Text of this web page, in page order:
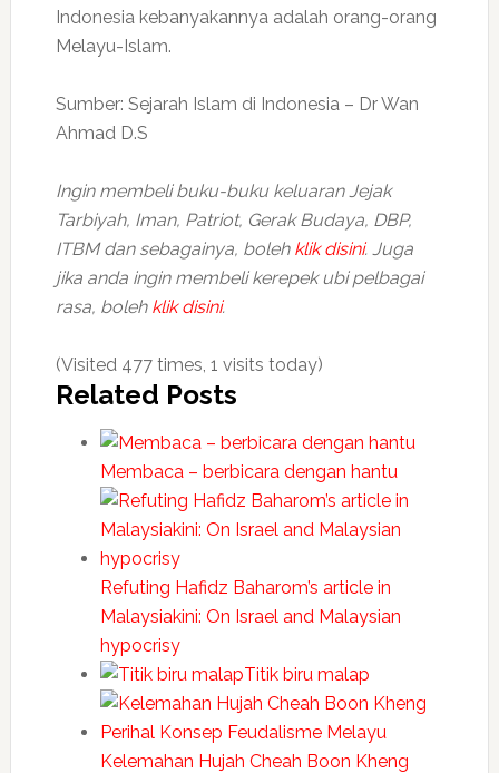
Indonesia kebanyakannya adalah orang-orang
Melayu-Islam.
Sumber: Sejarah Islam di Indonesia – Dr Wan
Ahmad D.S
Ingin membeli buku-buku keluaran Jejak
Tarbiyah, Iman, Patriot, Gerak Budaya, DBP,
ITBM dan sebagainya, boleh klik disini. Juga
jika anda ingin membeli kerepek ubi pelbagai
rasa, boleh klik disini.
(Visited 477 times, 1 visits today)
Related Posts
Membaca – berbicara dengan hantu
Refuting Hafidz Baharom’s article in
Malaysiakini: On Israel and Malaysian
hypocrisy
Titik biru malap
Kelemahan Hujah Cheah Boon Kheng